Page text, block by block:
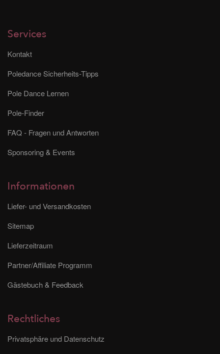
Services
Kontakt
Poledance Sicherheits-Tipps
Pole Dance Lernen
Pole-Finder
FAQ - Fragen und Antworten
Sponsoring & Events
Informationen
Liefer- und Versandkosten
Sitemap
Lieferzeitraum
Partner/Affiliate Programm
Gästebuch & Feedback
Rechtliches
Privatsphäre und Datenschutz